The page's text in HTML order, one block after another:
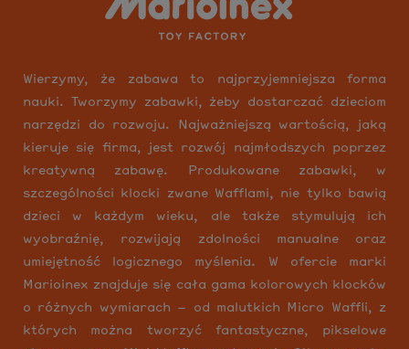
Wierzymy, że zabawa to najprzyjemniejsza forma
nauki. Tworzymy zabawki, żeby dostarczać dzieciom
narzędzi do rozwoju. Najważniejszą wartością, jaką
kieruje się firma, jest rozwój najmłodszych poprzez
kreatywną zabawę. Produkowane zabawki, w
szczególności klocki zwane Wafflami, nie tylko bawią
dzieci w każdym wieku, ale także stymulują ich
wyobraźnię, rozwijają zdolności manualne oraz
umiejętność logicznego myślenia. W ofercie marki
Marioinex znajduje się cała gama kolorowych klocków
o różnych wymiarach – od malutkich Micro Waffli, z
których można tworzyć fantastyczne, pikselowe